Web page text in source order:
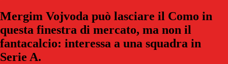
Mergim Vojvoda può lasciare il Como in
questa finestra di mercato, ma non il
fantacalcio: interessa a una squadra in
Serie A.